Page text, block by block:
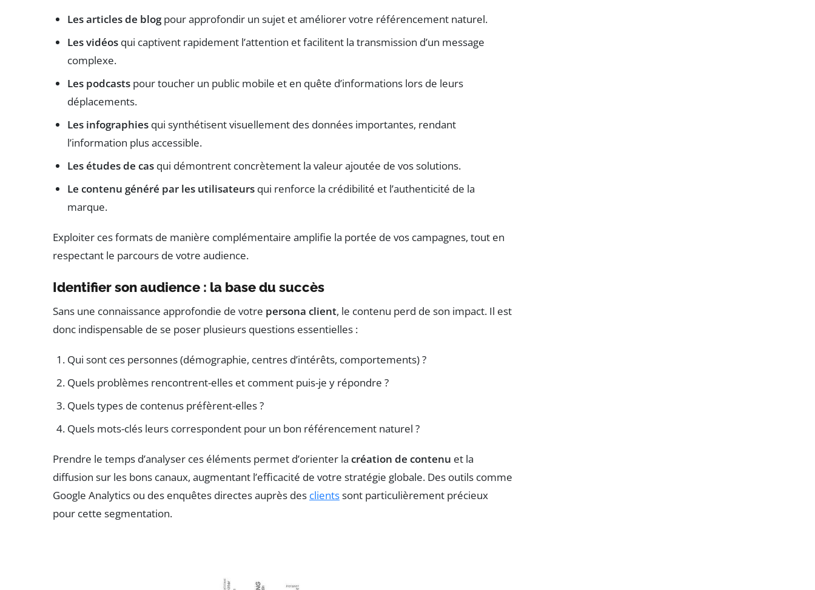
Les articles de blogpour approfondir un sujet et améliorer votre référencement naturel.
Les vidéos qui captivent rapidement l’attention et facilitent la transmission d’un message
complexe.
Les podcasts pour toucher un public mobile et en quête d’informations lors de leurs
déplacements.
Les infographies qui synthétisent visuellement des données importantes, rendant
l’information plus accessible.
Les études de cas qui démontrent concrètement la valeur ajoutée de vos solutions.
Le contenu généré par les utilisateurs qui renforce la crédibilité et l’authenticité de la
marque.
Exploiter ces formats de manière complémentaire amplifie la portée de vos campagnes, tout en
respectant le parcours de votre audience.
Identifier son audience : la base du succès
Sans une connaissance approfondie de votre persona client, le contenu perd de son impact. Il est
donc indispensable de se poser plusieurs questions essentielles :
Qui sont ces personnes (démographie, centres d’intérêts, comportements) ?
Quels problèmes rencontrent-elles et comment puis-je y répondre ?
Quels types de contenus préfèrent-elles ?
Quels mots-clés leurs correspondent pour un bon référencement naturel ?
Prendre le temps d’analyser ces éléments permet d’orienter la création de contenu et la
diffusion sur les bons canaux, augmentant l’efficacité de votre stratégie globale. Des outils comme
Google Analytics ou des enquêtes directes auprès des clientssont particulièrement précieux
pour cette segmentation.